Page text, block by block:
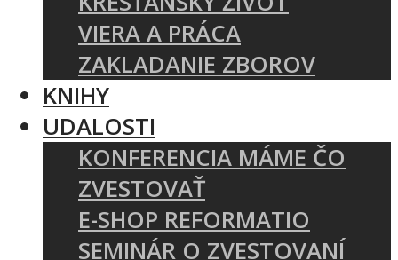
VIERA A PRÁCA
ZAKLADANIE ZBOROV
KNIHY
UDALOSTI
KONFERENCIA MÁME ČO
ZVESTOVAŤ
E-SHOP REFORMATIO
SEMINÁR O ZVESTOVANÍ